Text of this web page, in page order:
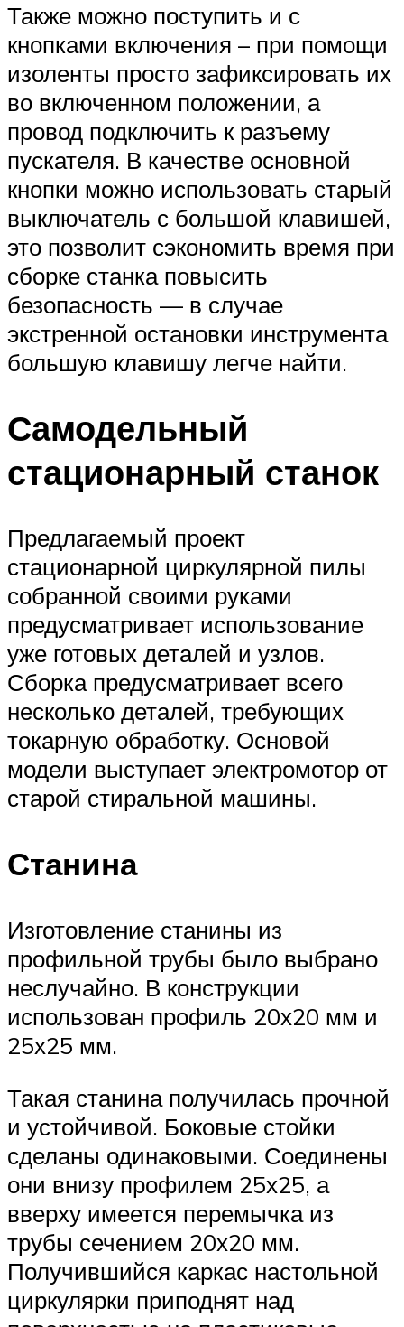
Также можно поступить и с
кнопками включения – при помощи
изоленты просто зафиксировать их
во включенном положении, а
провод подключить к разъему
пускателя. В качестве основной
кнопки можно использовать старый
выключатель с большой клавишей,
это позволит сэкономить время при
сборке станка повысить
безопасность — в случае
экстренной остановки инструмента
большую клавишу легче найти.
Самодельный
стационарный станок
Предлагаемый проект
стационарной циркулярной пилы
собранной своими руками
предусматривает использование
уже готовых деталей и узлов.
Сборка предусматривает всего
несколько деталей, требующих
токарную обработку. Основой
модели выступает электромотор от
старой стиральной машины.
Станина
Изготовление станины из
профильной трубы было выбрано
неслучайно. В конструкции
использован профиль 20х20 мм и
25х25 мм.
Такая станина получилась прочной
и устойчивой. Боковые стойки
сделаны одинаковыми. Соединены
они внизу профилем 25х25, а
вверху имеется перемычка из
трубы сечением 20х20 мм.
Получившийся каркас настольной
циркулярки приподнят над